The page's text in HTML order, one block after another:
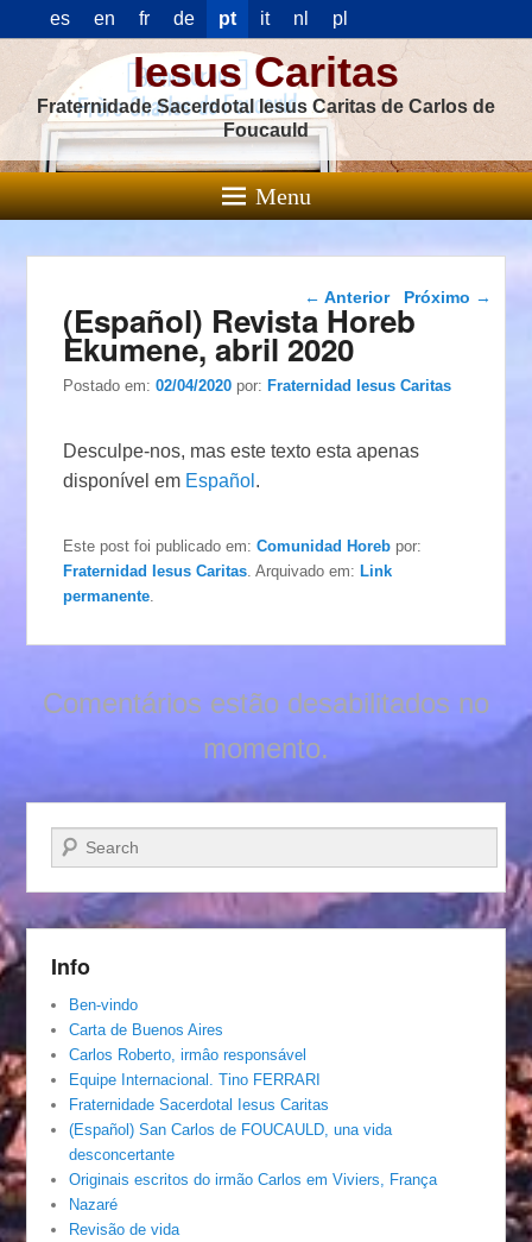
es en fr de pt it nl pl
Iesus Caritas
Fraternidade Sacerdotal Iesus Caritas de Carlos de
Foucauld
Menu
Navegação das
postagens
← Anterior Próximo →
(Español) Revista Horeb
Ekumene, abril 2020
Postado em:02/04/2020 por:Fraternidad Iesus Caritas
Desculpe-nos, mas este texto esta apenas
disponível em Español .
Este post foi publicado em:Comunidad Horeb por:
Fraternidad Iesus Caritas . Arquivado em:Link
permanente
Comentários estão desabilitados no
momento.
Pesquisar…
Info
Ben-vindo
Carta de Buenos Aires
Carlos Roberto, irmâo responsável
Equipe Internacional. Tino FERRARI
Fraternidade Sacerdotal Iesus Caritas
(Español) San Carlos de FOUCAULD, una vida
desconcertante
Originais escritos do irmão Carlos em Viviers, França
Nazaré
Revisão de vida